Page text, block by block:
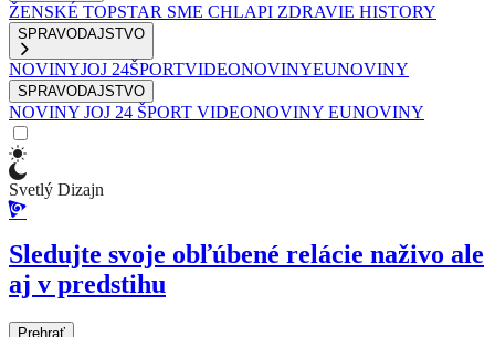
ŽENSKÉ TOPSTAR SME CHLAPI ZDRAVIE HISTORY
SPRAVODAJSTVO
NOVINYJOJ 24ŠPORTVIDEONOVINYEUNOVINY
SPRAVODAJSTVO
NOVINY JOJ 24 ŠPORT VIDEONOVINY EUNOVINY
Svetlý Dizajn
Sledujte svoje obľúbené relácie naživo ale
aj v predstihu
Prehrať